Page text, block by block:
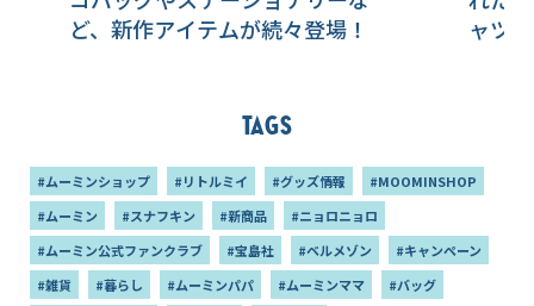
ど、新作アイテムが続々登場！
ャツ
Tags
#ムーミンショップ #リトルミイ #グッズ情報
#MOOMINSHOP
#ムーミン
#スナフキン #新商品
#ニョロニョロ
#ムーミン公式ファンクラブ
#宝島社 #ベルメゾン
#キャンペーン
#雑貨
#暮らし #ムーミンパパ #ムーミンママ
#バッグ